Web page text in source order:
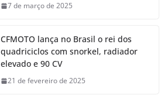
7 de março de 2025
CFMOTO lança no Brasil o rei dos
quadriciclos com snorkel, radiador
elevado e 90 CV
21 de fevereiro de 2025